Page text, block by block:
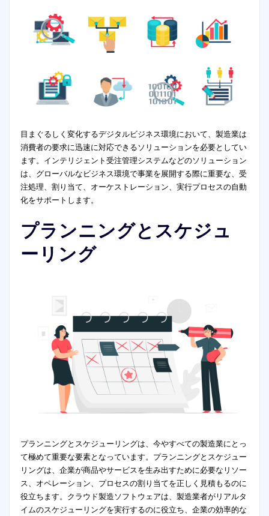
目まぐるしく変化するデジタルビジネス環境において、製造業は
消費者の要求に迅速に対応できるソリューションを必要としてい
ます。インテリジェント受注管理システムなどのソリューション
は、グローバルなビジネス環境で事業を展開する際に重要な、受
注処理、割り当て、オーケストレーション、実行プロセスの自動
化をサポートします。
プランニングとスケジュ
ーリング
プランニングとスケジューリングは、今やすべての製造業にとっ
て極めて重要な要素となっています。プランニングとスケジュー
リングは、企業が商品やサービスを生み出すために必要なリソー
ス、オペレーション、プロセスの割り当てを正しく見積もるのに
役立ちます。クラウド製造ソフトウェアは、製造業者がリアルタ
イムのスケジューリングを実行するのに役立ち、企業の効率的な